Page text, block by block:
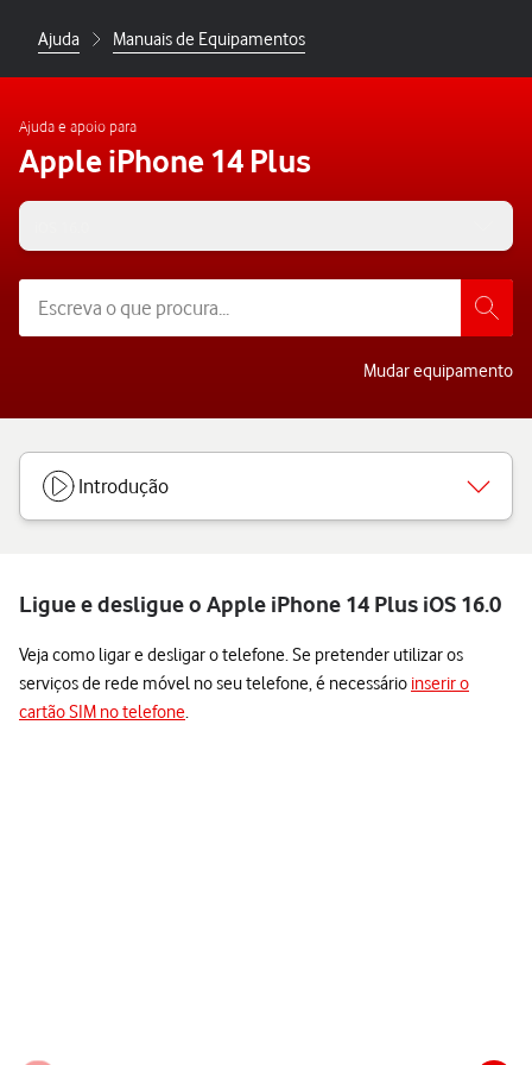
Ajuda Manuais de Equipamentos
Ajuda e apoio para
Apple iPhone 14 Plus
Mudar equipamento
Introdução
Ligue e desligue o Apple iPhone 14 Plus iOS 16.0
Veja como ligar e desligar o telefone. Se pretender utilizar os
serviços de rede móvel no seu telefone, é necessário inserir o
cartão SIM no telefone.